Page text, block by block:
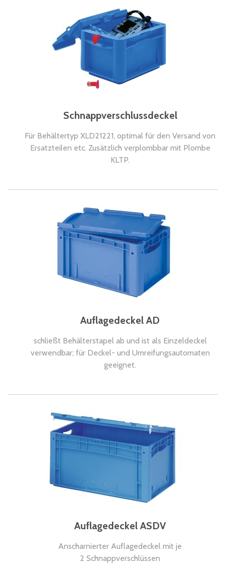
Schnappverschlussdeckel
Für Behältertyp XLD21221, optimal für den Versand von
Ersatzteilen etc. Zusätzlich verplombbar mit Plombe
KLTP.
Auflagedeckel AD
schließt Behälterstapel ab und ist als Einzeldeckel
verwendbar; für Deckel- und Umreifungsautomaten
geeignet.
Auflagedeckel ASDV
Anscharnierter Auflagedeckel mit je
2 Schnappverschlüssen